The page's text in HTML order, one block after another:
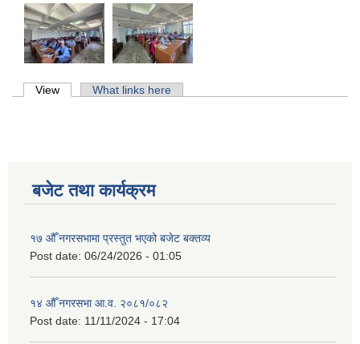
Primary tabs
View (active tab)What links here
बजेट तथा कार्यक्रम
१७ औँ नगरसभामा प्रस्तुत भएको बजेट बक्तव्य
Post date: 06/24/2026 - 01:05
१४ औँ नगरसभा आ.व. २०८१/०८२
Post date: 11/11/2024 - 17:04